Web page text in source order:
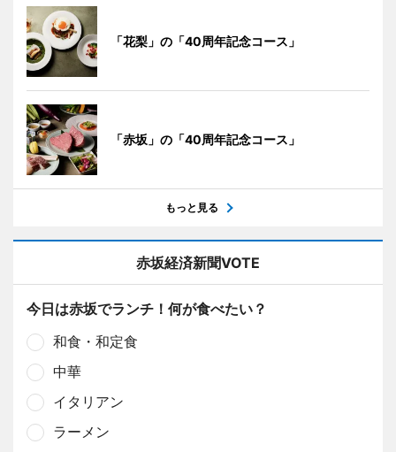
「花梨」の「40周年記念コース」
「赤坂」の「40周年記念コース」
もっと見る
赤坂経済新聞VOTE
今日は赤坂でランチ！何が食べたい？
和食・和定食
中華
イタリアン
ラーメン